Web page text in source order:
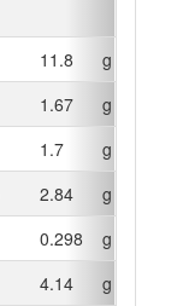
11.8
g
1.67
g
1.7
g
2.84
g
0.298
g
4.14
g